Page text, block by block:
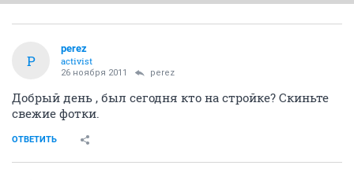
P
perez
activist
26 ноября 2011 perez
Добрый день , был сегодня кто на стройке? Скиньте
свежие фотки.
ОТВЕТИТЬ